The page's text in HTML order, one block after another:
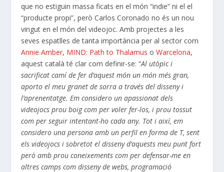
que no estiguin massa ficats en el món “indie” ni el el
“producte propi”, però Carlos Coronado no és un nou
vingut en el món del videojoc. Amb projectes a les
seves espatlles de tanta importància per al sector com
Annie Amber, MIND: Path to Thalamus oWarcelona,
aquest català té clar com definir-se: “Al utòpic i
sacrificatcamíde fer d’aquest món un món més gran,
aporto el meu granet de sorraa través del dissenyi
l’aprenentatge. Em considero un apassionat dels
videojocs prou boig comper voler fer-los, i prou tossut
com per seguir intentant-ho cada any. Tot i així, em
considero una persona amb un perfil en forma de T, sent
els videojocs i sobretotel disseny d’aquests meu punt fort
però amb prou coneixements com per defensar-me en
altres camps com disseny de webs, programació